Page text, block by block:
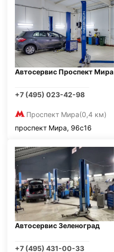
Автосервис Проспект Мира
+7 (495) 023-42-98
Проспект Мира(0,4 км)
проспект Мира, 96с16
Автосервис Зеленоград
+7 (495) 431-00-33